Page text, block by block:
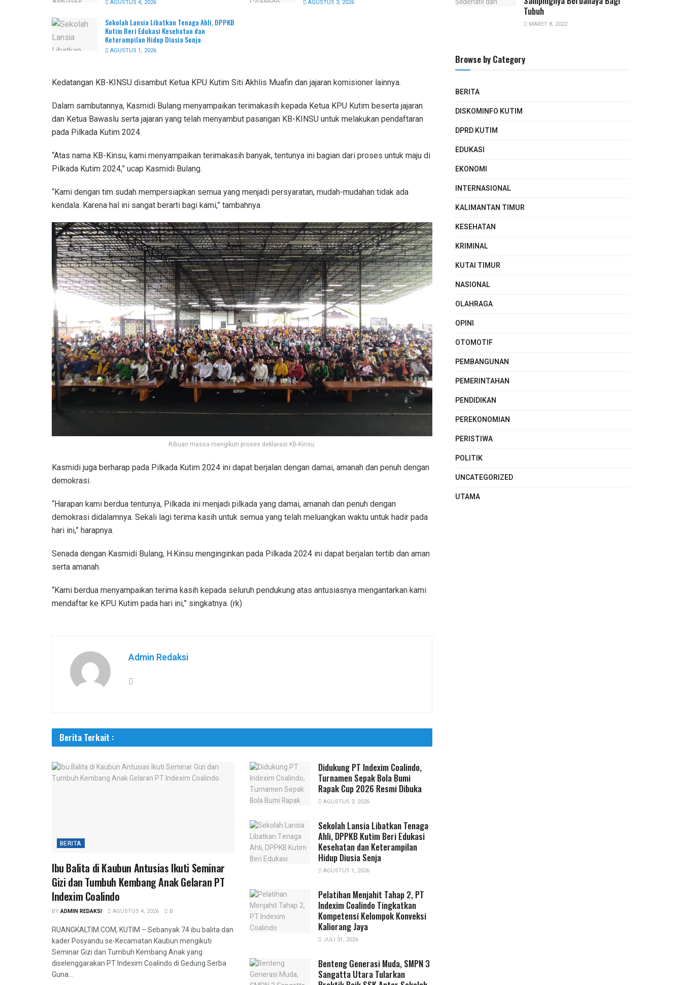
AGUSTUS 4, 2026 AGUSTUS 3, 2026
Sekolah Lansia Libatkan Tenaga Ahli, DPPKB
Kutim Beri Edukasi Kesehatan dan
Keterampilan Hidup Diusia Senja
AGUSTUS 1, 2026
Kedatangan KB-KINSU disambut Ketua KPU Kutim Siti Akhlis Muafin dan jajaran komisioner lainnya.
Dalam sambutannya, Kasmidi Bulang menyampaikan terimakasih kepada Ketua KPU Kutim beserta jajaran
dan Ketua Bawaslu serta jajaran yang telah menyambut pasangan KB-KINSU untuk melakukan pendaftaran
pada Pilkada Kutim 2024.
“Atas nama KB-Kinsu, kami menyampaikan terimakasih banyak, tentunya ini bagian dari proses untuk maju di
Pilkada Kutim 2024,” ucap Kasmidi Bulang.
“Kami dengan tim sudah mempersiapkan semua yang menjadi persyaratan, mudah-mudahan tidak ada
kendala. Karena hal ini sangat berarti bagi kami,” tambahnya.
Ribuan massa mengikuti proses deklarasi KB-Kinsu.
Kasmidi juga berharap pada Pilkada Kutim 2024 ini dapat berjalan dengan damai, amanah dan penuh dengan
demokrasi.
“Harapan kami berdua tentunya, Pilkada ini menjadi pilkada yang damai, amanah dan penuh dengan
demokrasi didalamnya. Sekali lagi terima kasih untuk semua yang telah meluangkan waktu untuk hadir pada
hari ini,” harapnya.
Senada dengan Kasmidi Bulang, H.Kinsu menginginkan pada Pilkada 2024 ini dapat berjalan tertib dan aman
serta amanah.
“Kami berdua menyampaikan terima kasih kepada seluruh pendukung atas antusiasnya mengantarkan kami
mendaftar ke KPU Kutim pada hari ini,” singkatnya. (rk)
Admin Redaksi
Berita Terkait :
BERITA
Ibu Balita di Kaubun Antusias Ikuti Seminar
Gizi dan Tumbuh Kembang Anak Gelaran PT
Indexim Coalindo
BYADMIN REDAKSI AGUSTUS 4, 2026 0
RUANGKALTIM.COM, KUTIM – Sebanyak 74 ibu balita dan
kader Posyandu se-Kecamatan Kaubun mengikuti
Seminar Gizi dan Tumbuh Kembang Anak yang
diselenggarakan PT Indexim Coalindo di Gedung Serba
Guna...
Didukung PT Indexim Coalindo,
Turnamen Sepak Bola Bumi
Rapak Cup 2026 Resmi Dibuka
AGUSTUS 3, 2026
Sekolah Lansia Libatkan Tenaga
Ahli, DPPKB Kutim Beri Edukasi
Kesehatan dan Keterampilan
Hidup Diusia Senja
AGUSTUS 1, 2026
Pelatihan Menjahit Tahap 2, PT
Indexim Coalindo Tingkatkan
Kompetensi Kelompok Konveksi
Kaliorang Jaya
JULI 31, 2026
Benteng Generasi Muda, SMPN 3
Sangatta Utara Tularkan
Tubuh
MARET 8, 2022
Browse by Category
BERITA
DISKOMINFO KUTIM
DPRD KUTIM
EDUKASI
EKONOMI
INTERNASIONAL
KALIMANTAN TIMUR
KESEHATAN
KRIMINAL
KUTAI TIMUR
NASIONAL
OLAHRAGA
OPINI
OTOMOTIF
PEMBANGUNAN
PEMERINTAHAN
PENDIDIKAN
PEREKONOMIAN
PERISTIWA
POLITIK
UNCATEGORIZED
UTAMA